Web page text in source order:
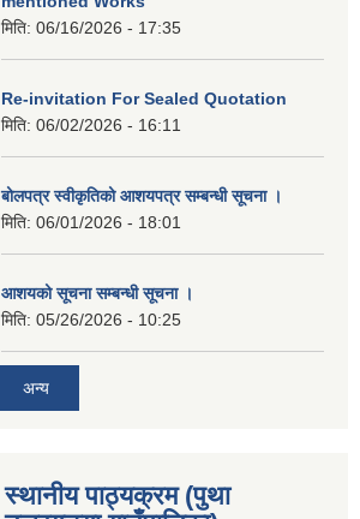
मिति: 06/16/2026 - 17:35
Re-invitation For Sealed Quotation
मिति: 06/02/2026 - 16:11
बोलपत्र स्वीकृतिको आशयपत्र सम्बन्धी सूचना ।
मिति: 06/01/2026 - 18:01
आशयको सूचना सम्बन्धी सूचना ।
मिति: 05/26/2026 - 10:25
अन्य
स्थानीय पाठ्यक्रम (पुथा